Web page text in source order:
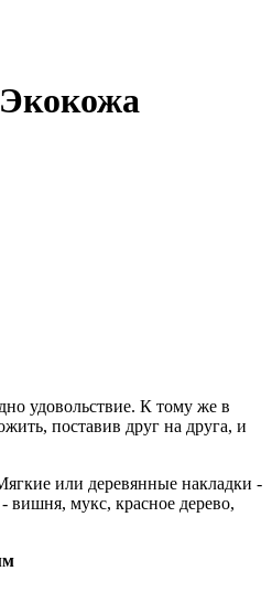
удовольствие. К тому же в
поставив друг на друга, и
или деревянные накладки -
вишня, мукс, красное дерево,